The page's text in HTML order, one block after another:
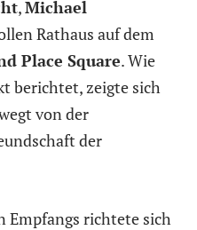
,Michael
Rathaus auf dem
Place Square. Wie
berichtet, zeigte sich
von der
der
Empfangs richtete sich